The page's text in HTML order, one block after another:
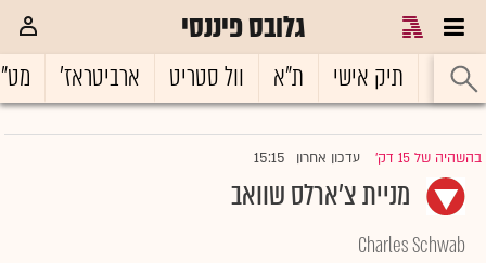
גלובס פיננסי
ראשי תיק אישי ת"א וול סטריט ארביטראז'
בהשהיה של 15 דק' |עדכון אחרון 15:15
מניית צ'ארלס שוואב
Charles Schwab